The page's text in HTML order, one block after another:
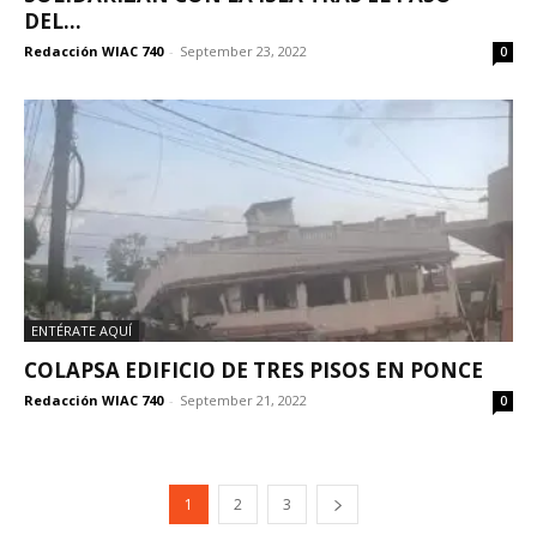
DEL...
Redacción WIAC 740 - September 23, 2022 0
ENTÉRATE AQUÍ
COLAPSA EDIFICIO DE TRES PISOS EN PONCE
Redacción WIAC 740 - September 21, 2022 0
1 2 3